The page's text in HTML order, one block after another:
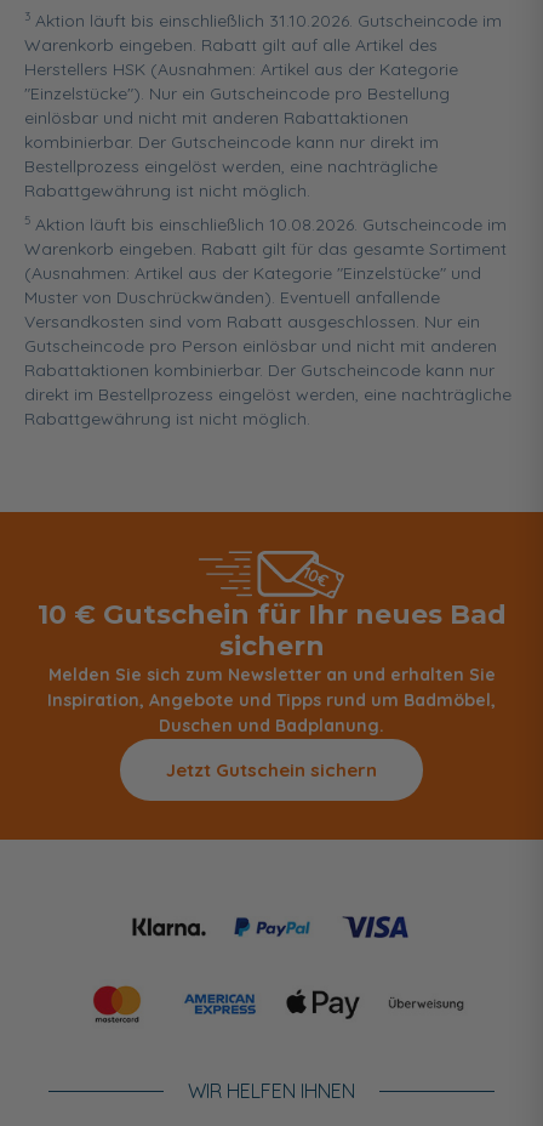
3 Aktion läuft bis einschließlich 31.10.2026. Gutscheincode im
Warenkorb eingeben. Rabatt gilt auf alle Artikel des
Herstellers HSK (Ausnahmen: Artikel aus der Kategorie
"Einzelstücke"). Nur ein Gutscheincode pro Bestellung
einlösbar und nicht mit anderen Rabattaktionen
kombinierbar. Der Gutscheincode kann nur direkt im
Bestellprozess eingelöst werden, eine nachträgliche
Rabattgewährung ist nicht möglich.
5 Aktion läuft bis einschließlich 10.08.2026. Gutscheincode im
Warenkorb eingeben. Rabatt gilt für das gesamte Sortiment
(Ausnahmen: Artikel aus der Kategorie "Einzelstücke" und
Muster von Duschrückwänden). Eventuell anfallende
Versandkosten sind vom Rabatt ausgeschlossen. Nur ein
Gutscheincode pro Person einlösbar und nicht mit anderen
Rabattaktionen kombinierbar. Der Gutscheincode kann nur
direkt im Bestellprozess eingelöst werden, eine nachträgliche
Rabattgewährung ist nicht möglich.
10 € Gutschein für Ihr neues Bad
sichern
Melden Sie sich zum Newsletter an und erhalten Sie
Inspiration, Angebote und Tipps rund um Badmöbel,
Duschen und Badplanung.
Jetzt Gutschein sichern
WIR HELFEN IHNEN